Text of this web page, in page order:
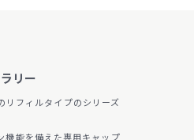
リー
リフィルタイプのシリーズ
機能を備えた専用キャップ